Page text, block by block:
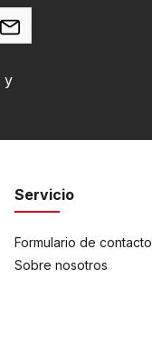
y
Servicio
Formulario de contacto
Sobre nosotros